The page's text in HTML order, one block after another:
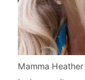
Mamma